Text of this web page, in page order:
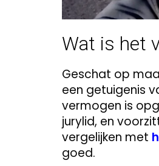
Wat is het
Geschat op
een getuigenis
vermogen is
jurylid, en
vergelijken met
goed.